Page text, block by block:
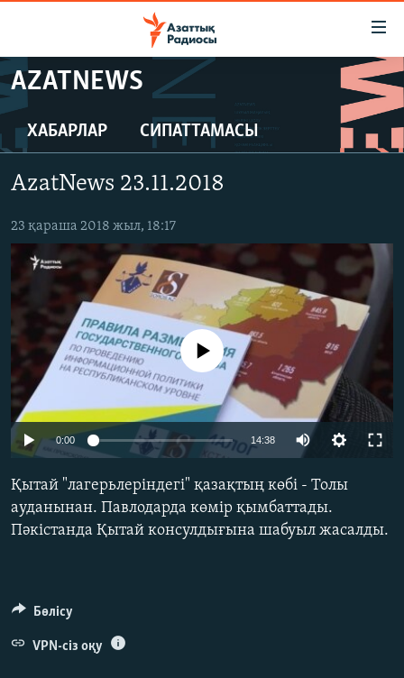
Skip
to
main
content
to
Navigation
Skip
Search
САЯСАТ
ҚАҢТАР ОҚИҒАСЫ
АДАМ ҚҰҚЫҚТАРЫ
ӘЛЕУМЕТ
ӘЛЕМ
АРНАЙЫ ЖОБАЛАР
Русский
ЖАЗЫЛЫҢЫЗ
Басқа тілдерде
AZATNEWS
ХАБАРЛАР СИПАТТАМАСЫ
AzatNews 23.11.2018
23 қараша 2018 жыл, 18:17
No media source currently available
0:00 14:38
Қытай "лагерьлеріндегі" қазақтың көбі - Толы
ауданынан. Павлодарда көмір қымбаттады.
Пәкістанда Қытай консулдығына шабуыл жасалды.
Бөлісу
VPN-сіз оқу